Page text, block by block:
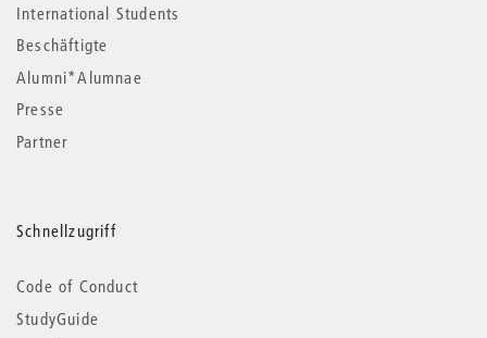
International Students
Beschäftigte
Alumni*Alumnae
Presse
Partner
Schnellzugriff
Code of Conduct
StudyGuide